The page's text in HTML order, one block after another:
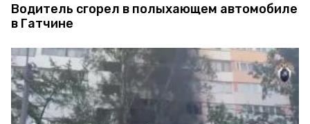
Водитель сгорел в полыхающем автомобиле
в Гатчине